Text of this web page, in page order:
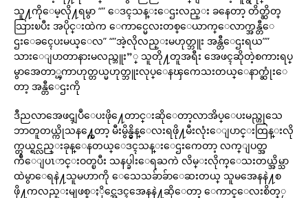
သူ႔ကိုေမ့လို႔ရမွာ “” ေဒၚသန္းေဌးလည္း ခနေတာ့ တိတ္ဆိတ္
သြားၿပီး အပိုင္းထဲက ေကာင္မေလးတစ္ေယာက္ေလာက္အန္တီေ
ဌးေခၚေပးမယ္ေလ” “”အဲ့လိုလည္းမဟုတ္ဘူး အန္တီေဌးရယ””
သားေျပာတာနားမလည္ဘူး”္ သူတို႔တူအရီး အေဖၚဆိုတဲ့စကားရပ္
မွာအေတာ္ၾကာဟုတ္တယ္မဟုတ္ဘူးလုပ္ေနၾကေသးတယ္ေနာက္ဆုံးေ
တာ့ အန္တီေဌးကို
ဒီညလာအေဖၚျပဳေပးဖို႔ေတာင္းဆိုေတာ့လာအိပ္ေပးမည္ဟုသေ
ဘာတူတယ္ကိုသန႔္ကေတာ့ မီးမွိန္မွိန္ေလးရဖို႔မီးလုံးေျပာင္းထြန္းလို
က္တယ္ရင္လည္းခုန္ေနတယ္ေဒၚသန္းေဌးကေတာ့ လက္ျပတ္အ
က်ီေျပၤာင္းဝတ္ၿပီး သနပ္ခါးေရႀကဲ လိမ္းလိုက္ေသးတယ္အိမ္သာ
ထဲမွာေရနဲ႔သူမဟာကို ေသေသခ်ာခ်ာေဆးတယ္ သူမအေနနဲ႔စ
ဖို႔ကလည္းမျဖစ္ႏိုင္အေဒၚအေနနဲ႔ဆိုေတာ့ ေကာင္ေလးစိတ္ႂ